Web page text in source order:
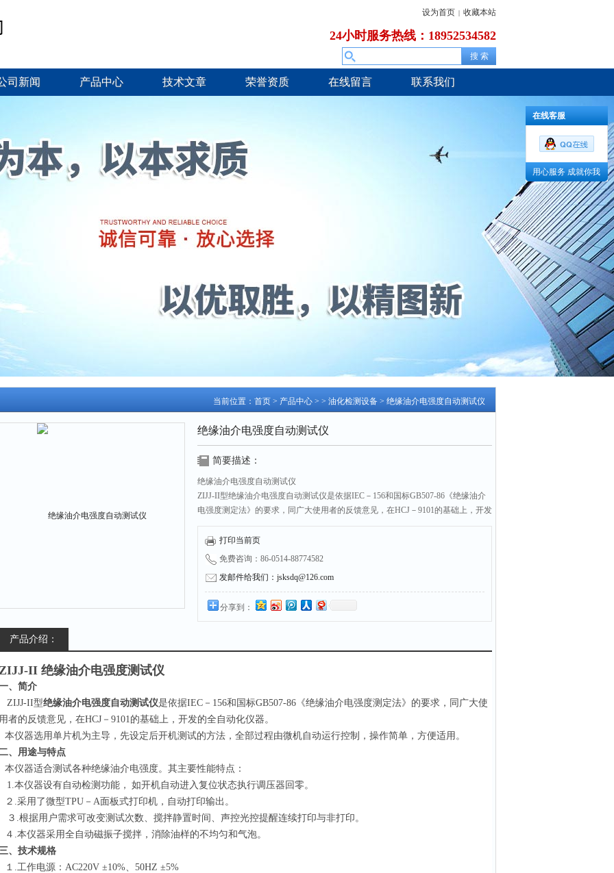
设为首页 | 收藏本站
24小时服务热线：18952534582
司新闻 产品中心 技术文章 荣誉资质 在线留言 联系我们
当前位置： 首页 > 产品中心 > > 油化检测设备 > 绝缘油介电强度自动测试仪
绝缘油介电强度自动测试仪
简要描述：
绝缘油介电强度自动测试仪
ZIJJ-II型绝缘油介电强度自动测试仪是依据IEC－156和国标GB507-86《绝缘油介
电强度测定法》的要求，同广大使用者的反馈意见，在HCJ－9101的基础上，开发
的全自动化仪器。
本仪器选用单片机为主导，先设定后开机测试的方法，全部过程由微机自动运行
控制，操作简单，方便适用。
打印当前页
免费咨询：86-0514-88774582
发邮件给我们：jsksdq@126.com
分享到：
产品介绍：
II 绝缘油介电强度测试仪
、简介
II型绝缘油介电强度自动测试仪是依据IEC － 156和国标GB507-86 《绝缘油介电强度测定法》的要求，同广大使
者的反馈意见，在HCJ － 9101的基础上，开发的全自动化仪器。
本仪器选用单片机为主导，先设定后开机测试的方法，全部过程由微机自动运行控制，操作简单，方便适用。
、用途与特点
本仪器适合测试各种绝缘油介电强度。其主要性能特点：
本仪器设有自动检测功能， 如开机自动进入复位状态执行调压器回零。
２ .采用了微型TPU － A面板式打印机，自动打印输出。
３ .根据用户需求可改变测试次数、搅拌静置时间、声控光控提醒连续打印与非打印。
４ .本仪器采用全自动磁振子搅拌，消除油样的不均匀和气泡。
、技术规格
１ .工作电源： AC220V ±10%、 50HZ ±5%
在线客服
用心服务 成就你我